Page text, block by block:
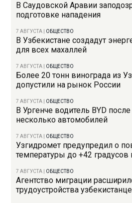
В Саудовской Аравии
подготовке нападения
7 АВГУСТА ОБЩЕСТВО
В Узбекистане создадут
для всех махаллей
7 АВГУСТА ОБЩЕСТВО
Более 20 тонн винограда из
допустили на рынок России
7 АВГУСТА ОБЩЕСТВО
В Ургенче водитель BYD
несколько автомобилей
7 АВГУСТА ОБЩЕСТВО
Узгидромет предупредил о
температуры до +42
7 АВГУСТА ОБЩЕСТВО
Агентство миграции
трудоустройства